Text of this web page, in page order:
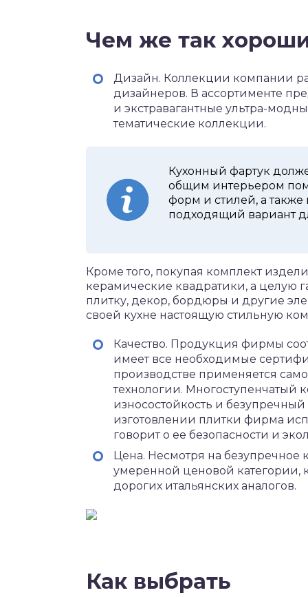
Чем же так
Дизайн. Коллекции компании
дизайнеров. В ассортименте
и экстравагантные ультра-
тематические коллекции.
Кухонный фартук
общим интерьером
форм и стилей, а
подходящий вариант
Кроме того, покупая комплект
керамические квадратики, а
плитку, декор, бордюры и другие
своей кухне настоящую стильную
Качество. Продукция фирмы
имеет все необходимые
производстве применяется
технологии. Многоступенчатый
износостойкость и
изготовлении плитки фирма
говорит о ее безопасности и
Цена. Несмотря на безупречное
умеренной ценовой категории,
дорогих итальянских аналогов.
Как выбрать